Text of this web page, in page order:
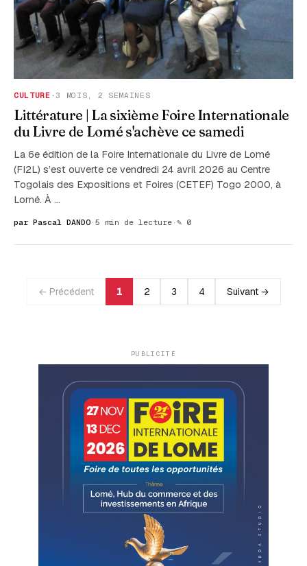
CULTURE ·3 MOIS, 2 SEMAINES
Littérature | La sixième Foire Internationale
du Livre de Lomé s'achève ce samedi
La 6e édition de la Foire Internationale du Livre de Lomé
(FI2L) s’est ouverte ce vendredi 24 avril 2026 au Centre
Togolais des Expositions et Foires (CETEF) Togo 2000, à
Lomé. À …
par Pascal DANDO · 5 min de lecture · ✎ 0
← Précédent 1 2 3 4 Suivant →
PUBLICITÉ